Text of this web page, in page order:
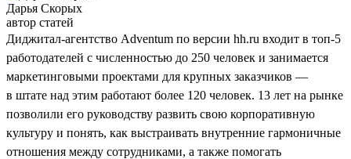
Дарья Скорых
автор статей
Диджитал-агентство Adventum по версии hh.ru входит в топ-5
работодателей с численностью до 250 человек и занимается
маркетинговыми проектами для крупных заказчиков —
в штате над этим работают более 120 человек. 13 лет на рынке
позволили его руководству развить свою корпоративную
культуру и понять, как выстраивать внутренние гармоничные
отношения между сотрудниками, а также помогать